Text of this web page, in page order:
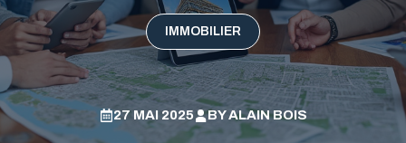
IMMOBILIER
27 MAI 2025 BYALAIN BOIS